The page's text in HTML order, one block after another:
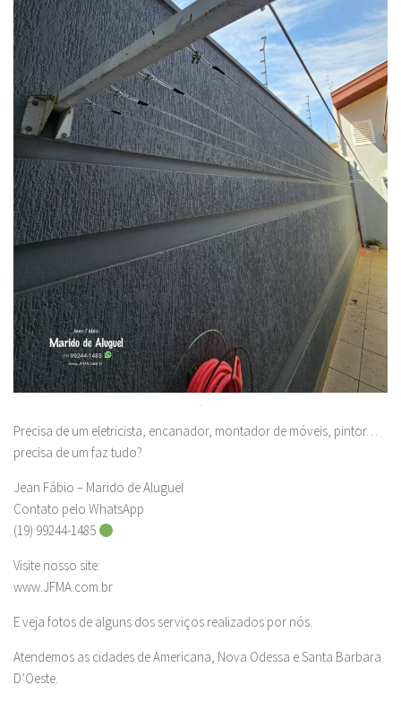
.
Precisa de um eletricista, encanador, montador de móveis, pintor…
precisa de um faz tudo?
Jean Fábio – Marido de Aluguel
Contato pelo WhatsApp
(19) 99244-1485
Visite nosso site:
www.JFMA.com.br
E veja fotos de alguns dos serviços realizados por nós.
Atendemos as cidades de Americana, Nova Odessa e Santa Barbara
D’Oeste.